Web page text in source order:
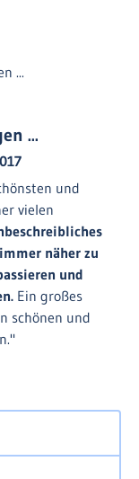
und
wir das
für
erreichen
Grund zieht
Norden.
ist die
wir
first port
Abhängigkeit
Zeit für die
...
und
vielen
näher zu
und
Ein großes
schönen und